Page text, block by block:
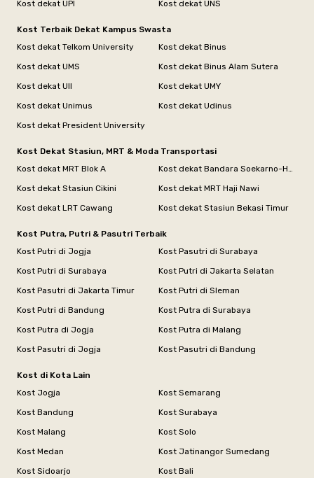
Kost dekat UPI
Kost dekat UNS
Kost Terbaik Dekat Kampus Swasta
Kost dekat Telkom University
Kost dekat Binus
Kost dekat UMS
Kost dekat Binus Alam Sutera
Kost dekat UII
Kost dekat UMY
Kost dekat Unimus
Kost dekat Udinus
Kost dekat President University
Kost Dekat Stasiun, MRT & Moda Transportasi
Kost dekat MRT Blok A
Kost dekat Bandara Soekarno-Hatta
Kost dekat Stasiun Cikini
Kost dekat MRT Haji Nawi
Kost dekat LRT Cawang
Kost dekat Stasiun Bekasi Timur
Kost Putra, Putri & Pasutri Terbaik
Kost Putri di Jogja
Kost Pasutri di Surabaya
Kost Putri di Surabaya
Kost Putri di Jakarta Selatan
Kost Pasutri di Jakarta Timur
Kost Putri di Sleman
Kost Putri di Bandung
Kost Putra di Surabaya
Kost Putra di Jogja
Kost Putra di Malang
Kost Pasutri di Jogja
Kost Pasutri di Bandung
Kost di Kota Lain
Kost Jogja
Kost Semarang
Kost Bandung
Kost Surabaya
Kost Malang
Kost Solo
Kost Medan
Kost Jatinangor Sumedang
Kost Sidoarjo
Kost Bali